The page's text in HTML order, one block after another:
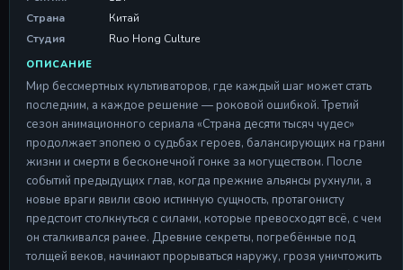
Серия 17
Серия 17
09 May 2026
Серия 18
09 May 2026
Серия 19
Серия 19
09 May 2026
Серия 20
09 May 2026
Страна
Китай
Студия
Ruo Hong Culture
ОПИСАНИЕ
Мир бессмертных культиваторов, где каждый шаг может стать
последним, а каждое решение — роковой ошибкой. Третий
сезон анимационного сериала «Страна десяти тысяч чудес»
продолжает эпопею о судьбах героев, балансирующих на грани
жизни и смерти в бесконечной гонке за могуществом. После
событий предыдущих глав, когда прежние альянсы рухнули, а
новые враги явили свою истинную сущность, протагонисту
предстоит столкнуться с силами, которые превосходят всё, с чем
он сталкивался ранее. Древние секреты, погребённые под
толщей веков, начинают прорываться наружу, грозя уничтожить